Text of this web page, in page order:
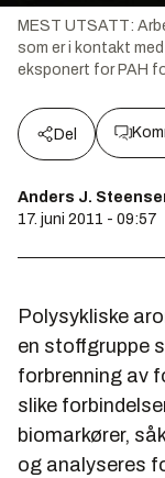
MEST UTSATT:
som er i kontakt
eksponert for PAH
Del
Anders J.
17. juni 2011 - 09:57
Polysykliske
en stoffgruppe
forbrenning av
slike
biomarkører,
og analyseres